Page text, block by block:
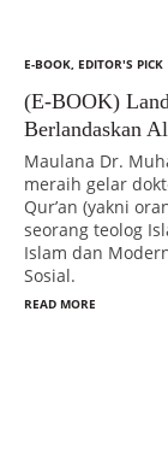
E-BOOK, EDITOR'S PICK
(E-BOOK)
Berlandaskan
Maulana Dr.
meraih gelar
Qur’an (yakni
seorang teolog
Islam dan
Sosial.
READ MORE